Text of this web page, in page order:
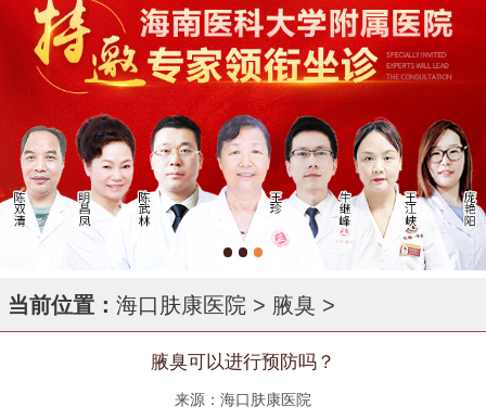
当前位置： 海口肤康医院 > 腋臭 >
腋臭可以进行预防吗？
来源：海口肤康医院